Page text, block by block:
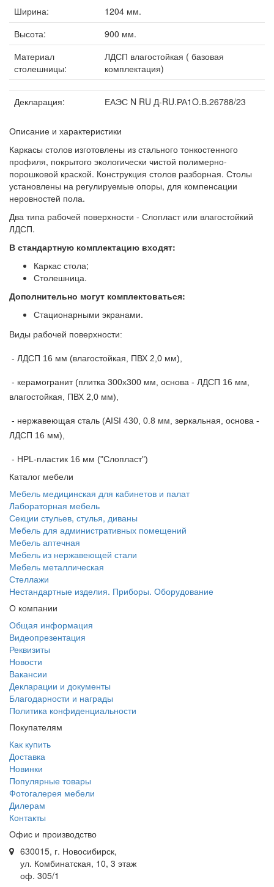
Ширина:
1204 мм.
Высота:
900 мм.
Материал
столешницы:
ЛДСП влагостойкая ( базовая
комплектация)
Декларация: ЕАЭС N RU Д-RU.РА1O.В.26788/23
Описание и характеристики
Каркасы столов изготовлены из стального тонкостенного
профиля, покрытого экологически чистой полимерно-
порошковой краской. Конструкция столов разборная. Столы
установлены на регулируемые опоры, для компенсации
неровностей пола.
Два типа рабочей поверхности - Слопласт или влагостойкий
ЛДСП.
В стандартную комплектацию входят:
Каркас стола;
Столешница.
Дополнительно могут комплектоваться:
Стационарными экранами.
Виды рабочей поверхности:
- ЛДСП 16 мм (влагостойкая, ПВХ 2,0 мм),
- керамогранит (плитка 300х300 мм, основа - ЛДСП 16 мм,
влагостойкая, ПВХ 2,0 мм),
- нержавеющая сталь (AISI 430, 0.8 мм, зеркальная, основа -
ЛДСП 16 мм),
- HPL-пластик 16 мм ("Слопласт")
Каталог мебели
Мебель медицинская для кабинетов и палат
Лабораторная мебель
Секции стульев, стулья, диваны
Мебель для административных помещений
Мебель аптечная
Мебель из нержавеющей стали
Мебель металлическая
Стеллажи
Нестандартные изделия. Приборы. Оборудование
О компании
Общая информация
Видеопрезентация
Реквизиты
Новости
Вакансии
Декларации и документы
Благодарности и награды
Политика конфиденциальности
Покупателям
Как купить
Доставка
Новинки
Популярные товары
Фотогалерея мебели
Дилерам
Контакты
Офис и производство
630015, г. Новосибирск,
ул. Комбинатская, 10, 3 этаж
оф. 305/1